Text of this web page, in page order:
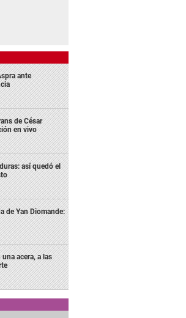
ante
de César
en vivo
así quedó el
de Yan Diomande:
acera, a las